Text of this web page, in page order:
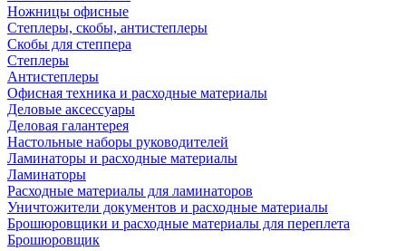
Ножницы офисные
Степлеры, скобы, антистеплеры
Скобы для степпера
Степлеры
Антистеплеры
Офисная техника и расходные материалы
Деловые аксессуары
Деловая галантерея
Настольные наборы руководителей
Ламинаторы и расходные материалы
Ламинаторы
Расходные материалы для ламинаторов
Уничтожители документов и расходные материалы
Брошюровщики и расходные материалы для переплета
Брошюровщик